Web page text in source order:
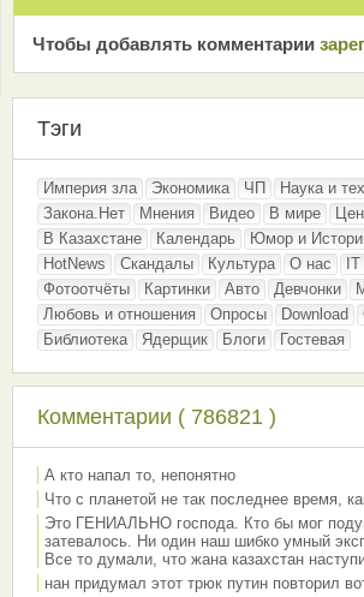
Чтобы добавлять комментарии
Тэги
Империя зла Экономика ЧП Наука и
Закона.Нет
Мнения Видео В мире
В Казахстане
Календарь Юмор и
HotNews
Скандалы Культура О нас IT
Фотоотчёты
Картинки Авто Девчонки
Любовь и отношения
Опросы Download
Библиотека
Ядерщик Блоги Гостевая
Комментарии ( 786821 )
А кто напал то, непонятно
Что с планетой не так последнее время,
Это ГЕНИАЛЬНО господа. Кто бы мог
затевалось. Ни один наш шибко умный
Все то думали, что жана казахстан
нан придумал этот трюк путин повторил